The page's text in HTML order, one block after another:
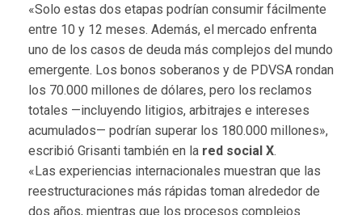
«Solo estas dos etapas podrían consumir fácilmente
entre 10 y 12 meses. Además, el mercado enfrenta
uno de los casos de deuda más complejos del mundo
emergente. Los bonos soberanos y de PDVSA rondan
los 70.000 millones de dólares, pero los reclamos
totales —incluyendo litigios, arbitrajes e intereses
acumulados— podrían superar los 180.000 millones»,
escribió Grisanti también en la red social X.
«Las experiencias internacionales muestran que las
reestructuraciones más rápidas toman alrededor de
dos años, mientras que los procesos complejos